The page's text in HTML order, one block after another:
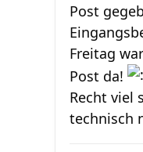
Post
Freitag
Post da!
Recht viel
technisch